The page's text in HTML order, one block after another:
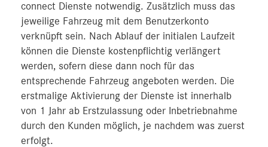
connect Dienste notwendig. Zusätzlich muss das
jeweilige Fahrzeug mit dem Benutzerkonto
verknüpft sein. Nach Ablauf der initialen Laufzeit
können die Dienste kostenpflichtig verlängert
werden, sofern diese dann noch für das
entsprechende Fahrzeug angeboten werden. Die
erstmalige Aktivierung der Dienste ist innerhalb
von 1 Jahr ab Erstzulassung oder Inbetriebnahme
durch den Kunden möglich, je nachdem was zuerst
erfolgt.